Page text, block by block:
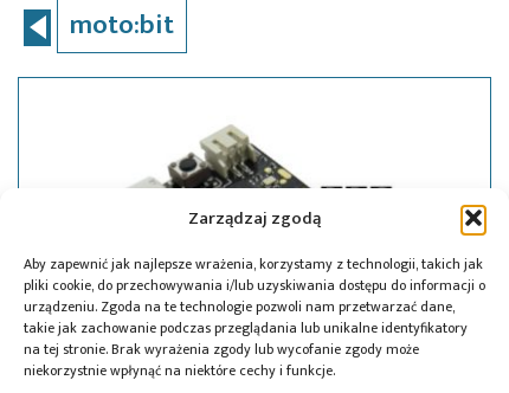
Zarządzaj zgodą
Aby zapewnić jak najlepsze wrażenia, korzystamy z technologii, takich jak
pliki cookie, do przechowywania i/lub uzyskiwania dostępu do informacji o
urządzeniu. Zgoda na te technologie pozwoli nam przetwarzać dane,
takie jak zachowanie podczas przeglądania lub unikalne identyfikatory
na tej stronie. Brak wyrażenia zgody lub wycofanie zgody może
niekorzystnie wpłynąć na niektóre cechy i funkcje.
moto:bit